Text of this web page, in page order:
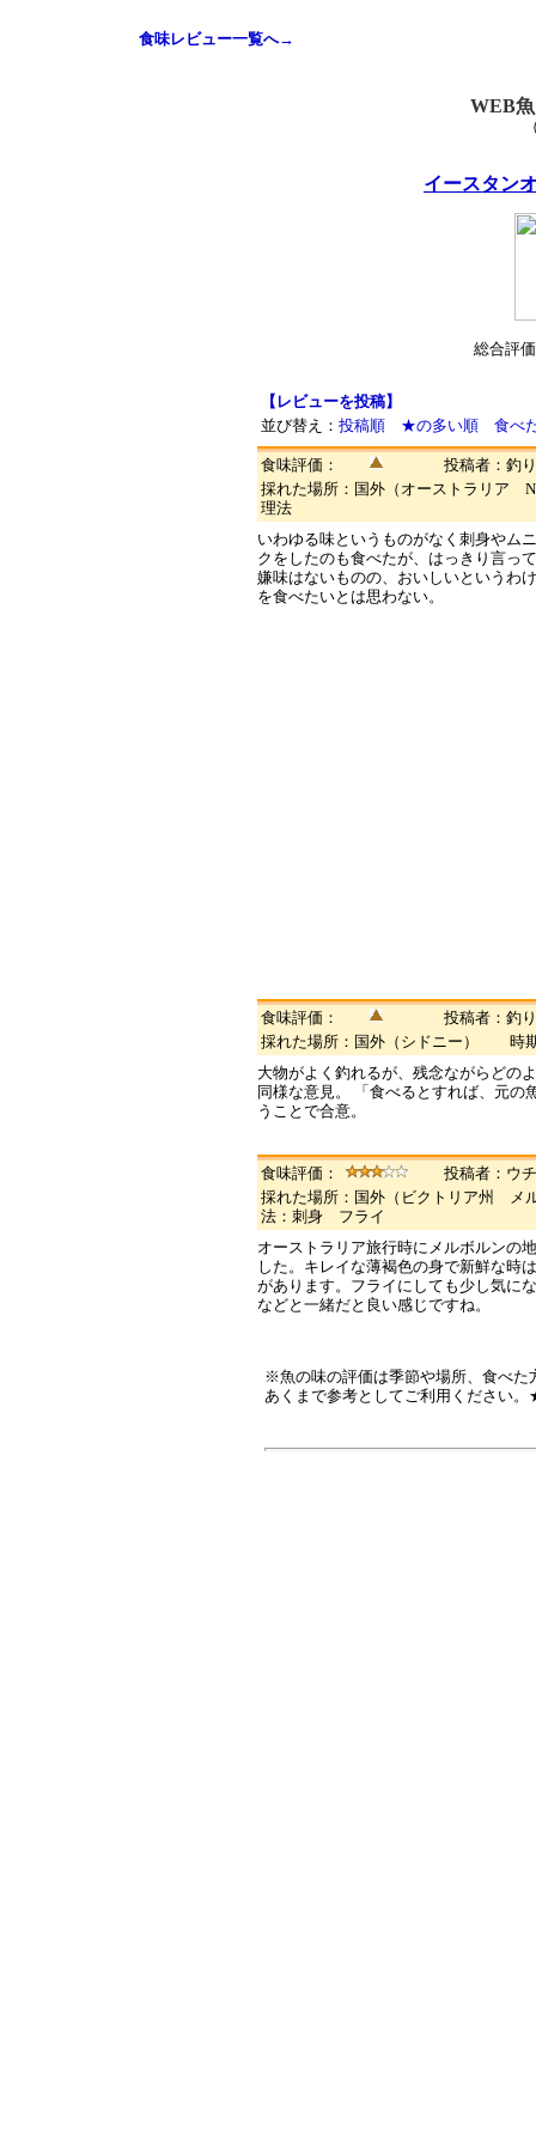
食味レビュー一覧へ→
WEB
イースタン
総合評
【レビューを投稿】
並び替え： 投稿順 ★の多い順 食べ
食味評価：
投稿者：釣
採れた場所：国外（オーストラリ
理法
いわゆる味というものがなく刺身やム
クをしたのも食べたが、はっきり言っ
嫌味はないものの、おいしいというわ
を食べたいとは思わない。
食味評価：
投稿者：釣
採れた場所：国外（シドニー） 時
大物がよく釣れるが、残念ながらどの
同様な意見。 「食べるとすれば、元
うことで合意。
食味評価：
投稿者：ウ
採れた場所：国外（ビクトリア州
法：刺身 フライ
オーストラリア旅行時にメルボルンの
した。キレイな薄褐色の身で新鮮な時
があります。フライにしても少し気に
などと一緒だと良い感じですね。
※魚の味の評価は季節や場所、食べた
あくまで参考としてご利用ください